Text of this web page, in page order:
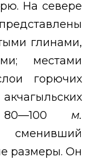
На севере
глинами,
местами
горючих
80—100 м.
размеры. Он